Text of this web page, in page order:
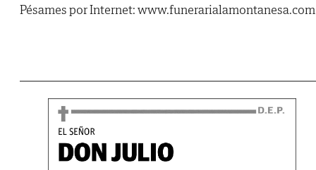
Pésames por Internet: www.funerarialamontanesa.com